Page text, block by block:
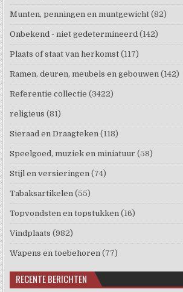
Munten, penningen en muntgewicht (82)
Onbekend - niet gedetermineerd (142)
Plaats of staat van herkomst (117)
Ramen, deuren, meubels en gebouwen (142)
Referentie collectie (3422)
religieus (81)
Sieraad en Draagteken (118)
Speelgoed, muziek en miniatuur (58)
Stijl en versieringen (74)
Tabaksartikelen (55)
Topvondsten en topstukken (16)
Vindplaats (982)
Wapens en toebehoren (77)
RECENTE BERICHTEN